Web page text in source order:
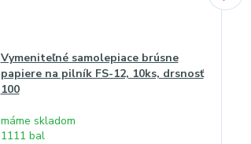
Vymeniteľné samolepiace brúsne
papiere na pilník FS-12, 10ks, drsnosť
100
máme skladom
1111 bal